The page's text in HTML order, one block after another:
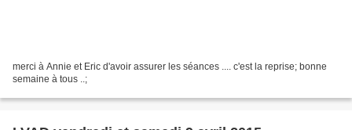
merci à Annie et Eric d'avoir assurer les séances .... c'est la reprise; bonne
semaine à tous ..;